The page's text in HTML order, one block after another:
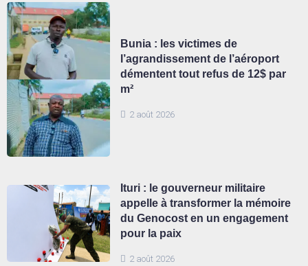
2 août 2026
Bunia : les victimes de
l’agrandissement de l’aéroport
démentent tout refus de 12$ par
m²
2 août 2026
Ituri : le gouverneur militaire
appelle à transformer la mémoire
du Genocost en un engagement
pour la paix